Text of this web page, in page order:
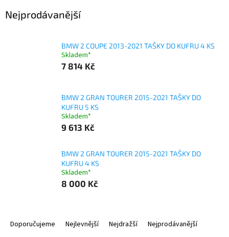
Nejprodávanější
BMW 2 COUPE 2013-2021 TAŠKY DO KUFRU 4 KS
Skladem*
7 814 Kč
BMW 2 GRAN TOURER 2015-2021 TAŠKY DO
KUFRU 5 KS
Skladem*
9 613 Kč
BMW 2 GRAN TOURER 2015-2021 TAŠKY DO
KUFRU 4 KS
Skladem*
8 000 Kč
Doporučujeme Nejlevnější Nejdražší
Nejprodávanější